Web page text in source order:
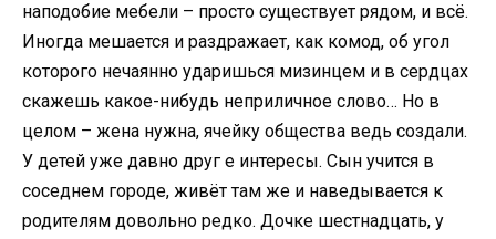
наподобие мебели – просто существует рядом, и всё.
Иногда мешается и раздражает, как комод, об угол
которого нечаянно ударишься мизинцем и в сердцах
скажешь какое-нибудь неприличное слово… Но в
целом – жена нужна, ячейку общества ведь создали.
У детей уже давно друг е интересы. Сын учится в
соседнем городе, живёт там же и наведывается к
родителям довольно редко. Дочке шестнадцать, у